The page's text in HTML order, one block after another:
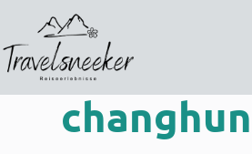
Inhalt
springen